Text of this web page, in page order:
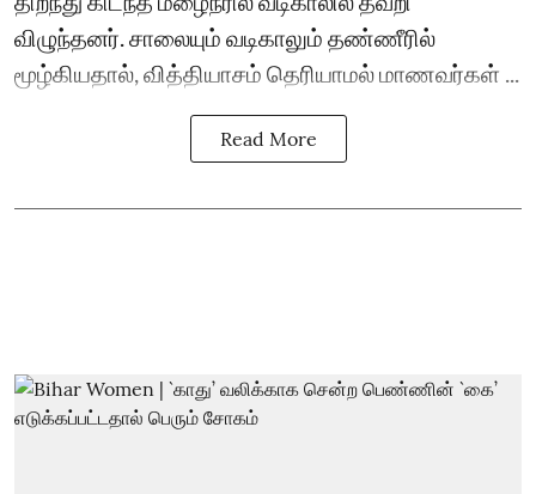
விழுந்தனர். சாலையும் வடிகாலும் தண்ணீரில்
மூழ்கியதால், வித்தியாசம் தெரியாமல் மாணவர்கள் ...
Read More